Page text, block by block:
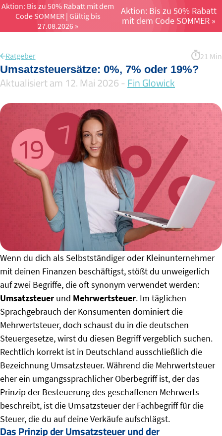
Aktion: Bis zu 50% Rabatt mit dem
Code SOMMER | Gültig bis
27.08.2026 »
Aktion: Bis zu 50% Rabatt
mit dem Code SOMMER »
Menü öffnen
Ratgeber 21 Min
Umsatzsteuersätze: 0%, 7% oder 19%?
Aktualisiert am 12. Mai 2026 -Fin Glowick
Wenn du dich als Selbstständiger oder Kleinunternehmer
mit deinen Finanzen beschäftigst, stößt du unweigerlich
auf zwei Begriffe, die oft synonym verwendet werden:
Umsatzsteuer und Mehrwertsteuer. Im täglichen
Sprachgebrauch der Konsumenten dominiert die
Mehrwertsteuer, doch schaust du in die deutschen
Steuergesetze, wirst du diesen Begriff vergeblich suchen.
Rechtlich korrekt ist in Deutschland ausschließlich die
Bezeichnung Umsatzsteuer. Während die Mehrwertsteuer
eher ein umgangssprachlicher Oberbegriff ist, der das
Prinzip der Besteuerung des geschaffenen Mehrwerts
beschreibt, ist die Umsatzsteuer der Fachbegriff für die
Steuer, die du auf deine Verkäufe aufschlägst.
Das Prinzip der Umsatzsteuer und der